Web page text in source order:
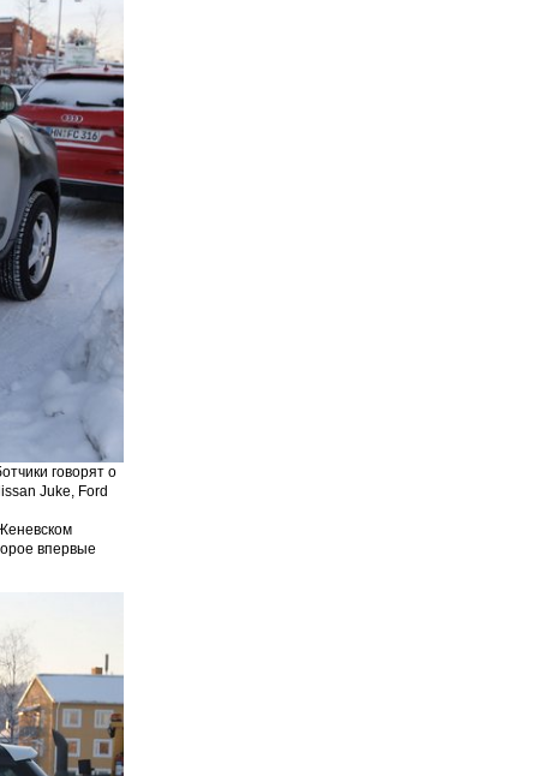
говорят о
Juke, Ford
впервые